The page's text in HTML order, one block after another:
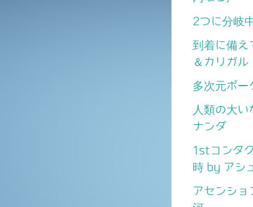
2つに分岐
到着に備え
＆カリガル
多次元ポー
人類の大
ナンダ
1stコンタ
時 by アシ
アセンショ